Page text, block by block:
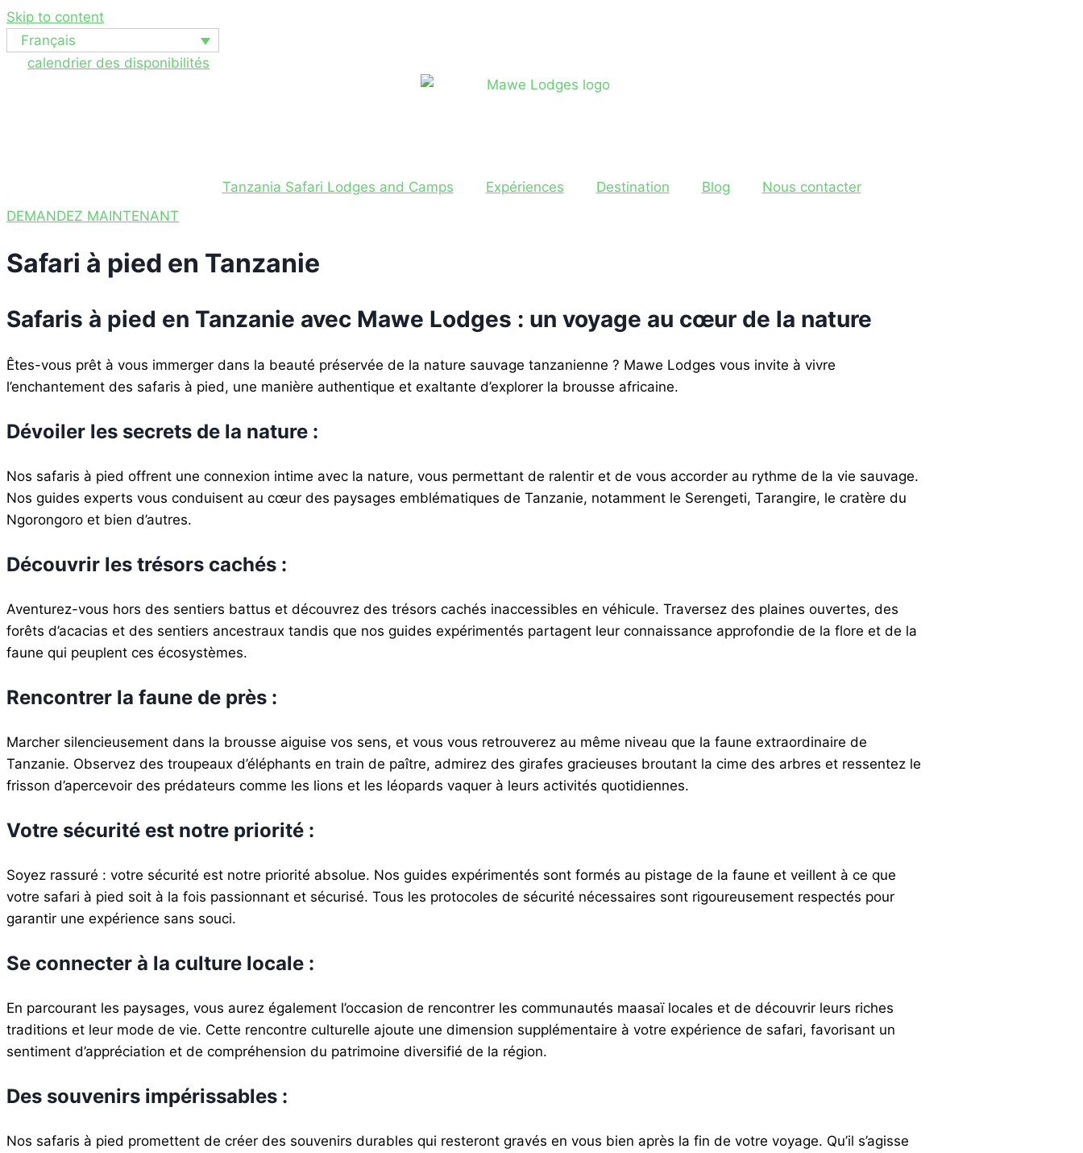
Skip to content
Français
calendrier des disponibilités
Tanzania Safari Lodges​ and Camps Expériences Destination Blog
Nous contacter
DEMANDEZ MAINTENANT
Safari à pied en Tanzanie
Safaris à pied en Tanzanie avec Mawe Lodges : un voyage au cœur de la nature
Êtes-vous prêt à vous immerger dans la beauté préservée de la nature sauvage tanzanienne ? Mawe Lodges vous invite à vivre
l’enchantement des safaris à pied, une manière authentique et exaltante d’explorer la brousse africaine.
Dévoiler les secrets de la nature :
Nos safaris à pied offrent une connexion intime avec la nature, vous permettant de ralentir et de vous accorder au rythme de la vie sauvage.
Nos guides experts vous conduisent au cœur des paysages emblématiques de Tanzanie, notamment le Serengeti, Tarangire, le cratère du
Ngorongoro et bien d’autres.
Découvrir les trésors cachés :
Aventurez-vous hors des sentiers battus et découvrez des trésors cachés inaccessibles en véhicule. Traversez des plaines ouvertes, des
forêts d’acacias et des sentiers ancestraux tandis que nos guides expérimentés partagent leur connaissance approfondie de la flore et de la
faune qui peuplent ces écosystèmes.
Rencontrer la faune de près :
Marcher silencieusement dans la brousse aiguise vos sens, et vous vous retrouverez au même niveau que la faune extraordinaire de
Tanzanie. Observez des troupeaux d’éléphants en train de paître, admirez des girafes gracieuses broutant la cime des arbres et ressentez le
frisson d’apercevoir des prédateurs comme les lions et les léopards vaquer à leurs activités quotidiennes.
Votre sécurité est notre priorité :
Soyez rassuré : votre sécurité est notre priorité absolue. Nos guides expérimentés sont formés au pistage de la faune et veillent à ce que
votre safari à pied soit à la fois passionnant et sécurisé. Tous les protocoles de sécurité nécessaires sont rigoureusement respectés pour
garantir une expérience sans souci.
Se connecter à la culture locale :
En parcourant les paysages, vous aurez également l’occasion de rencontrer les communautés maasaï locales et de découvrir leurs riches
traditions et leur mode de vie. Cette rencontre culturelle ajoute une dimension supplémentaire à votre expérience de safari, favorisant un
sentiment d’appréciation et de compréhension du patrimoine diversifié de la région.
Des souvenirs impérissables :
Nos safaris à pied promettent de créer des souvenirs durables qui resteront gravés en vous bien après la fin de votre voyage. Qu’il s’agisse